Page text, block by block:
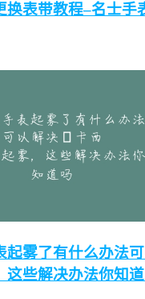
换表带教程–名士手
起雾了有什么办法
这些解决办法你知